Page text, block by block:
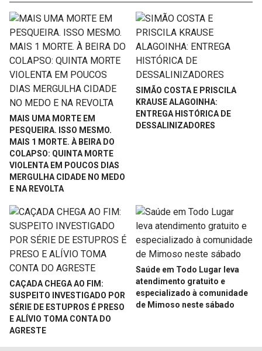
MAIS UMA MORTE EM
PESQUEIRA. ISSO MESMO.
MAIS 1 MORTE. À BEIRA DO
COLAPSO: QUINTA MORTE
VIOLENTA EM POUCOS DIAS
MERGULHA CIDADE NO MEDO
E NA REVOLTA
SIMÃO COSTA E PRISCILA
KRAUSE ALAGOINHA:
ENTREGA HISTÓRICA DE
DESSALINIZADORES
CAÇADA CHEGA AO FIM:
SUSPEITO INVESTIGADO POR
SÉRIE DE ESTUPROS É PRESO
E ALÍVIO TOMA CONTA DO
AGRESTE
Saúde em Todo Lugar leva
atendimento gratuito e
especializado à comunidade
de Mimoso neste sábado